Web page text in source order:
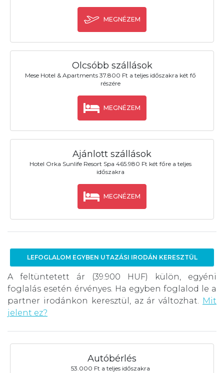
MEGNÉZEM
Olcsóbb szállások
Mese Hotel & Apartments 37.800 Ft a teljes időszakra két fő
részére
MEGNÉZEM
Ajánlott szállások
Hotel Orka Sunlife Resort Spa 465.980 Ft két főre a teljes
időszakra
MEGNÉZEM
LEFOGLALOM EGYBEN UTAZÁSI IRODÁN KERESZTÜL
A feltüntetett ár (39.900 HUF) külön, egyéni
foglalás esetén érvényes. Ha egyben foglalod le a
partner irodánkon keresztül, az ár változhat. Mit
jelent ez?
Autóbérlés
53.000 Ft a teljes időszakra